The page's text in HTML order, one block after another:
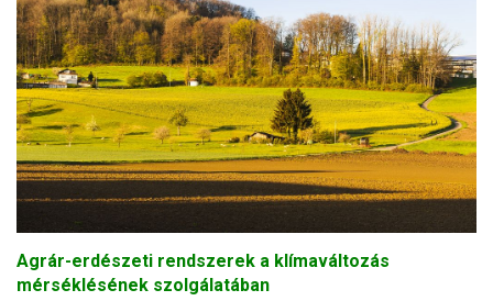
Agrár-erdészeti rendszerek a klímaváltozás
mérséklésének szolgálatában